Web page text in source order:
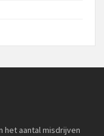
het aantal misdrijven